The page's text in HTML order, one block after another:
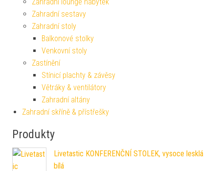
Zahradní sestavy
Zahradní stoly
Balkonové stolky
Venkovní stoly
Zastínění
Stínicí plachty & závěsy
Větráky & ventilátory
Zahradní altány
Zahradní skříně & přístřešky
Produkty
Livetastic KONFERENČNÍ STOLEK, vysoce lesklá
bílá